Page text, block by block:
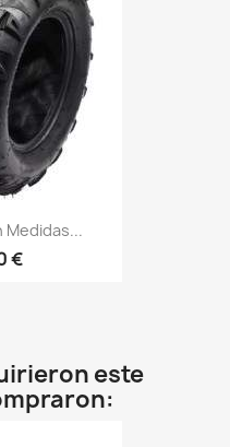
Medidas...
€
este